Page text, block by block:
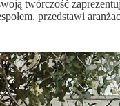
twórczość
przedstawi